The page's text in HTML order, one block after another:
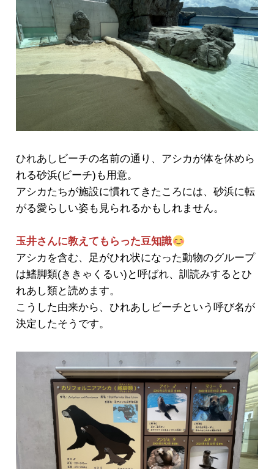
ひれあしビーチの名前の通り、アシカが体を休めら
れる砂浜(ビーチ)も用意。
アシカたちが施設に慣れてきたころには、砂浜に転
がる愛らしい姿も見られるかもしれません。
玉井さんに教えてもらった豆知識
アシカを含む、足がひれ状になった動物のグループ
は鰭脚類(ききゃくるい)と呼ばれ、訓読みするとひ
れあし類と読めます。
こうした由来から、ひれあしビーチという呼び名が
決定したそうです。